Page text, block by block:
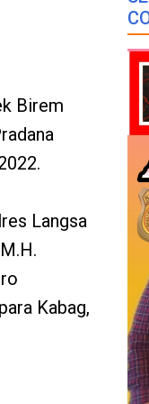
Birem
Langsa
Kabag,